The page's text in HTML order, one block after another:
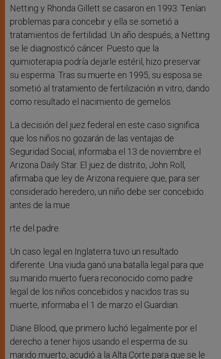
Netting y Rhonda Gillett se casaron en 1993. Tenían
problemas para concebir y ella se sometió a
tratamientos de fertilidad. Un año después, a Netting
se le diagnosticó cáncer. Puesto que la
quimioterapia podría dejarle estéril, hizo preservar
su esperma. Tras su muerte en 1995, su esposa se
sometió al tratamiento de fertilización in vitro, dando
como resultado el nacimiento de gemelos.
La decisión del juez federal en este caso significa
que los niños no gozarán de las ventajas de
Seguridad Social, informaba el 13 de noviembre el
Arizona Daily Star. El juez de distrito, John Roll,
afirmaba que ley de Arizona requiere que, para ser
considerado heredero, un niño debe ser concebido
antes de la mue
rte del padre.
Un caso legal en Inglaterra tuvo un resultado
diferente. Una viuda ganó una batalla legal para que
su marido muerto fuera reconocido como padre
legal de los niños concebidos y nacidos tras su
muerte, informaba el 1 de marzo el Guardian.
Diane Blood, que primero luchó legalmente por el
derecho a tener hijos usando el esperma de su
marido muerto, acudió a la Alta Corte para que se le